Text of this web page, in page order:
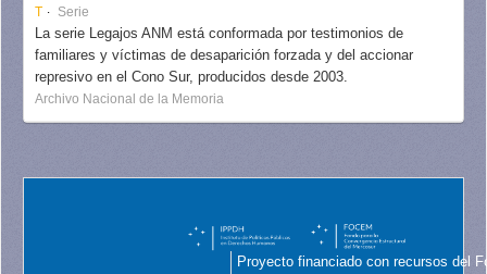
T Serie
La serie Legajos ANM está conformada por testimonios de
familiares y víctimas de desaparición forzada y del accionar
represivo en el Cono Sur, producidos desde 2003.
Archivo Nacional de la Memoria
Proyecto financiado con recursos del